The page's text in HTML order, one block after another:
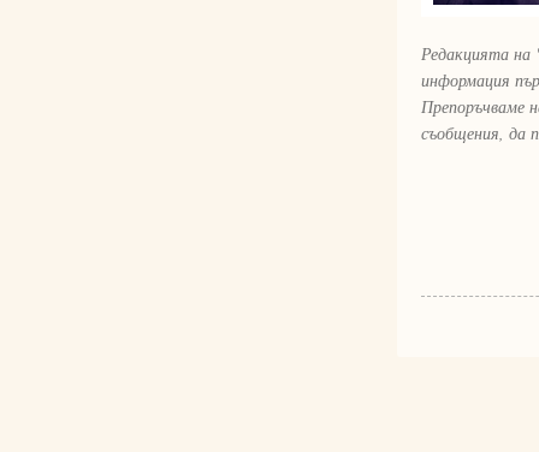
Редакцията на
информация
Препоръчваме
съобщения, да